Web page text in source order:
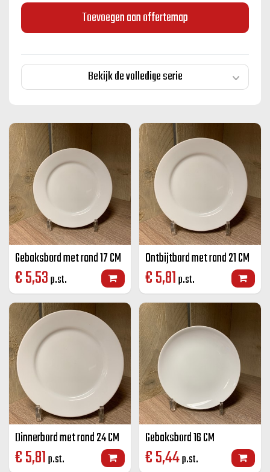
Toevoegen aan offertemap
Bekijk de volledige serie
Gebaksbord met rand 17 CM
€5,53p.st.
Ontbijtbord met rand 21 CM
€5,81p.st.
Dinnerbord met rand 24 CM
€5,81p.st.
Gebaksbord 16 CM
€5,44p.st.